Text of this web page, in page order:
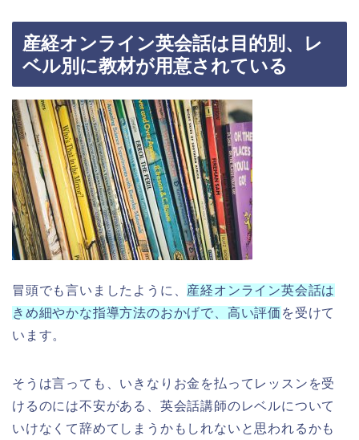
産経オンライン英会話は目的別、レ
ベル別に教材が用意されている
冒頭でも言いましたように、 産経オンライン英会話は
きめ細やかな指導方法のおかげで、高い評価 を受けて
います。
そうは言っても、いきなりお金を払ってレッスンを受
けるのには不安がある、英会話講師のレベルについて
いけなくて辞めてしまうかもしれないと思われるかも